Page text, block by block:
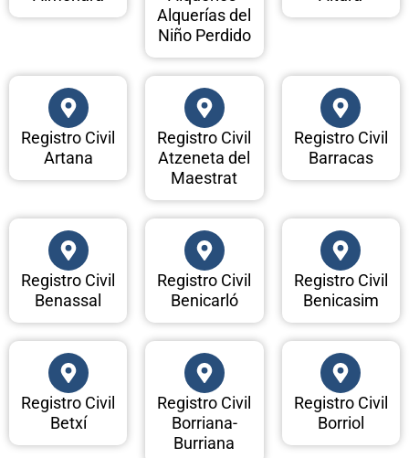
Alquerías del
Niño Perdido
Registro Civil
Artana
Registro Civil
Atzeneta del
Maestrat
Registro Civil
Barracas
Registro Civil
Benassal
Registro Civil
Benicarló
Registro Civil
Benicasim
Registro Civil
Betxí
Registro Civil
Borriana-
Burriana
Registro Civil
Borriol